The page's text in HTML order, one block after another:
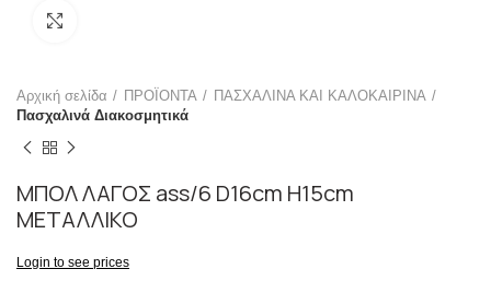
Αρχική σελίδα ΠΡΟΪΟΝΤΑ
ΠΑΣΧΑΛΙΝΑ ΚΑΙ ΚΑΛΟΚΑΙΡΙΝΑ
Πασχαλινά Διακοσμητικά
ΜΠΟΛ ΛΑΓΟΣ ass/6 D16cm H15cm
ΜΕΤΑΛΛΙΚΟ
Login to see prices